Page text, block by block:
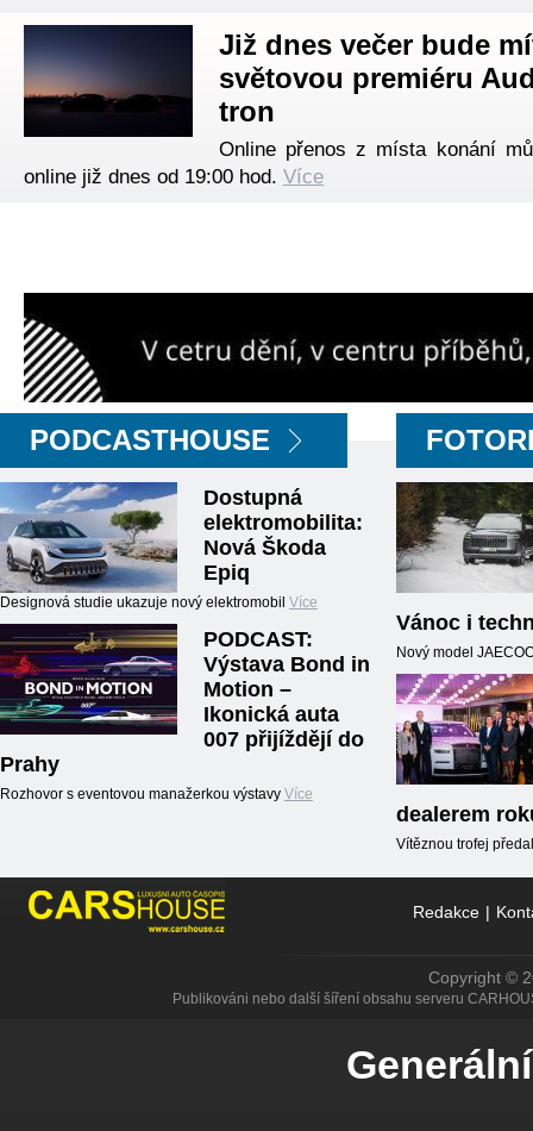
Již dnes večer bude
světovou premiéru
tron
Online přenos z místa konání
online již dnes od 19:00 hod. Více
PODCASTHOUSE
Dostupná
elektromobilita:
Nová Škoda
Epiq
Designová studie ukazuje nový elektromobil Více
PODCAST:
Výstava Bond in
Motion –
Ikonická auta
007 přijíždějí do
Prahy
Rozhovor s eventovou manažerkou výstavy Více
Vánoc i
Nový model
dealerem
Vítěznou trofej
Redakce |
Copyright ©
Publikováni nebo další šíření obsahu serveru